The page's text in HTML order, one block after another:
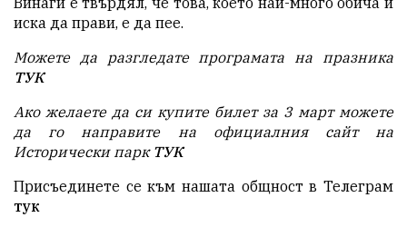
иска да прави, е да пее.
Можете да разгледате програмата на празника
ТУК
Ако желаете да си купите билет за 3 март можете
да го направите на официалния сайт на
Исторически парк ТУК
Присъединете се към нашата общност в Телеграм
тук